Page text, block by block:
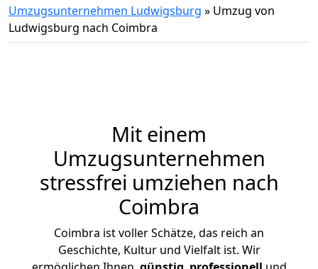
Umzugsunternehmen Ludwigsburg » Umzug von
Ludwigsburg nach Coimbra
Mit einem
Umzugsunternehmen
stressfrei umziehen nach
Coimbra
Coimbra ist voller Schätze, das reich an
Geschichte, Kultur und Vielfalt ist. Wir